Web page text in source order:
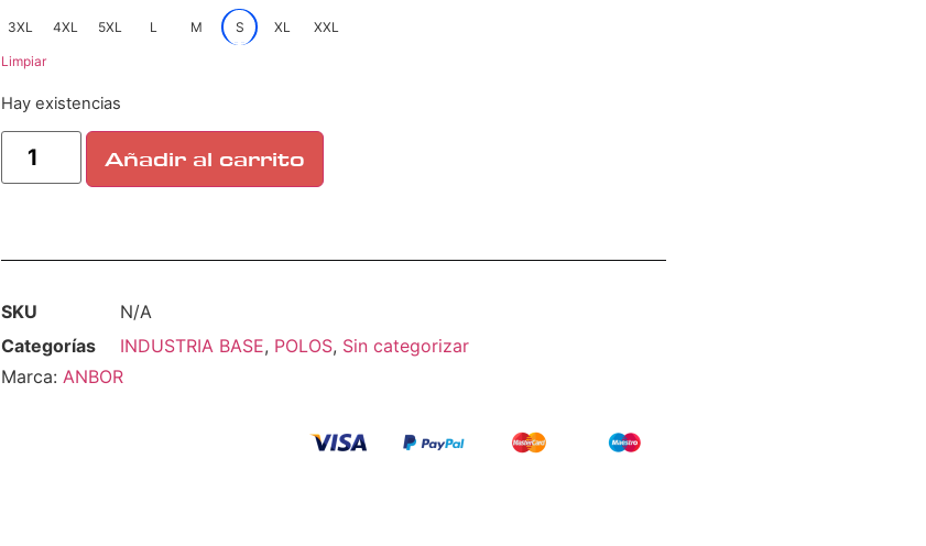
3XL 4XL 5XL L M S XL XXL
Limpiar
Hay existencias
Añadir al carrito
SKU
N/A
Categorías
INDUSTRIA BASE, POLOS, Sin categorizar
Marca: ANBOR